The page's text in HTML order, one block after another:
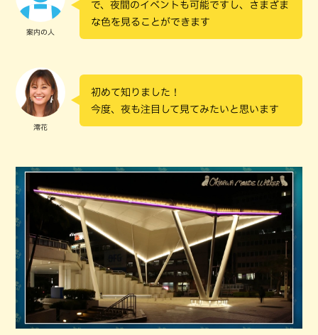
案内の人
で、夜間のイベントも可能ですし、さまざま
な色を見ることができます
澪花
初めて知りました！
今度、夜も注目して見てみたいと思います